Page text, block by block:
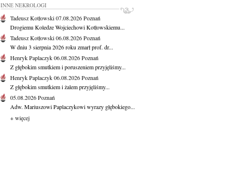
INNE NEKROLOGI
Tadeusz Kotłowski07.08.2026Poznań
Drogiemu Koledze Wojciechowi Kotłowskiemu...
Tadeusz Kotłowski06.08.2026Poznań
W dniu 3 sierpnia 2026 roku zmarł prof. dr...
Henryk Paplaczyk06.08.2026Poznań
Z głębokim smutkiem i poruszeniem przyjęliśmy...
Henryk Paplaczyk06.08.2026Poznań
Z głębokim smutkiem i żalem przyjęliśmy...
05.08.2026Poznań
Adw. Mariuszowi Paplaczykowi wyrazy głębokiego...
+ więcej